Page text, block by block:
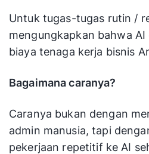
Untuk tugas-tugas rutin /
mengungkapkan bahwa
biaya tenaga kerja bisnis
Bagaimana caranya?
Caranya bukan dengan
admin manusia, tapi
pekerjaan repetitif ke AI